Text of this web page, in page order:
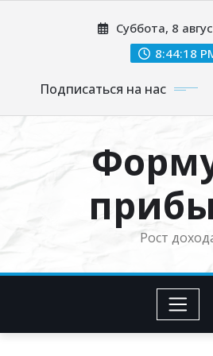
Суббота, 8
8:44:19
Подписаться на нас
Рост